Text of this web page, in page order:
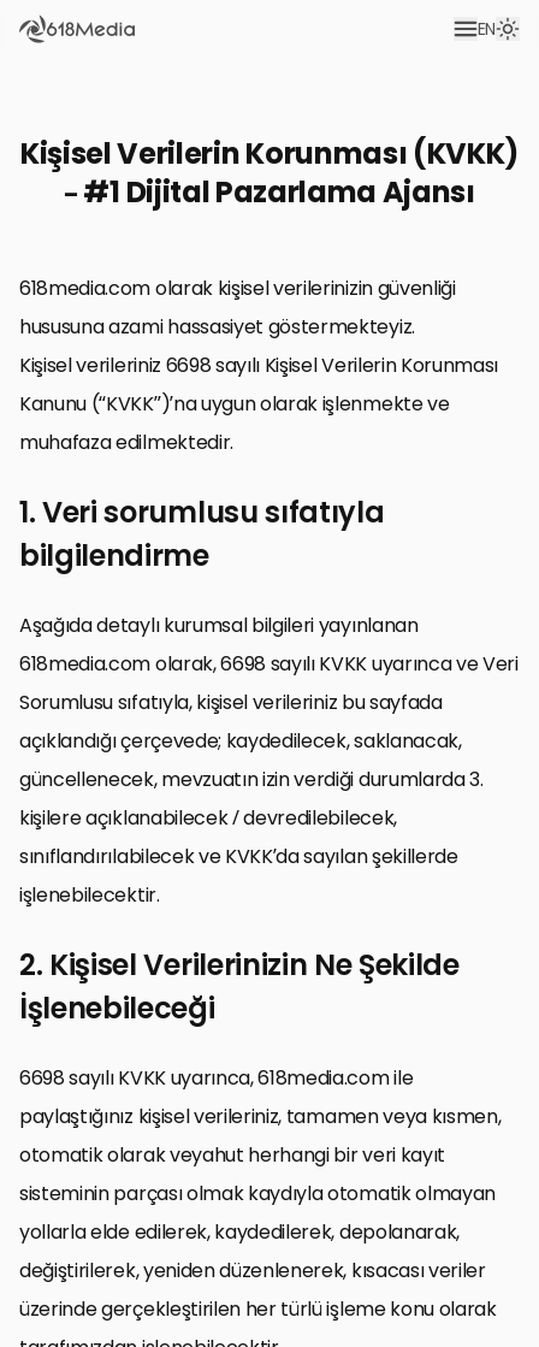
EN
Kişisel Verilerin Korunması (KVKK)
– #1 Dijital Pazarlama Ajansı
618media.com olarak kişisel verilerinizin güvenliği
hususuna azami hassasiyet göstermekteyiz.
Kişisel verileriniz 6698 sayılı Kişisel Verilerin Korunması
Kanunu (“KVKK”)’na uygun olarak işlenmekte ve
muhafaza edilmektedir.
1. Veri sorumlusu sıfatıyla
bilgilendirme
Aşağıda detaylı kurumsal bilgileri yayınlanan
618media.com olarak, 6698 sayılı KVKK uyarınca ve Veri
Sorumlusu sıfatıyla, kişisel verileriniz bu sayfada
açıklandığı çerçevede; kaydedilecek, saklanacak,
güncellenecek, mevzuatın izin verdiği durumlarda 3.
kişilere açıklanabilecek / devredilebilecek,
sınıflandırılabilecek ve KVKK’da sayılan şekillerde
işlenebilecektir.
2. Kişisel Verilerinizin Ne Şekilde
İşlenebileceği
6698 sayılı KVKK uyarınca, 618media.com ile
paylaştığınız kişisel verileriniz, tamamen veya kısmen,
otomatik olarak veyahut herhangi bir veri kayıt
sisteminin parçası olmak kaydıyla otomatik olmayan
yollarla elde edilerek, kaydedilerek, depolanarak,
değiştirilerek, yeniden düzenlenerek, kısacası veriler
üzerinde gerçekleştirilen her türlü işleme konu olarak